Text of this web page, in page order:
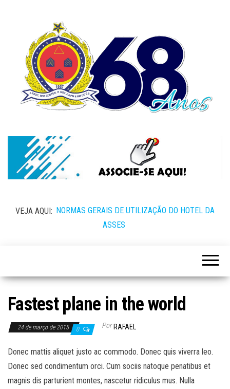
VEJA AQUI: NORMAS GERAIS DE UTILIZAÇÃO DO HOTEL DA
ASSES
Fastest plane in the world
24 de março de 2015 0 Por RAFAEL
Donec mattis aliquet justo ac commodo. Donec quis viverra leo.
Donec sed condimentum orci. Cum sociis natoque penatibus et
magnis dis parturient montes, nascetur ridiculus mus. Nulla